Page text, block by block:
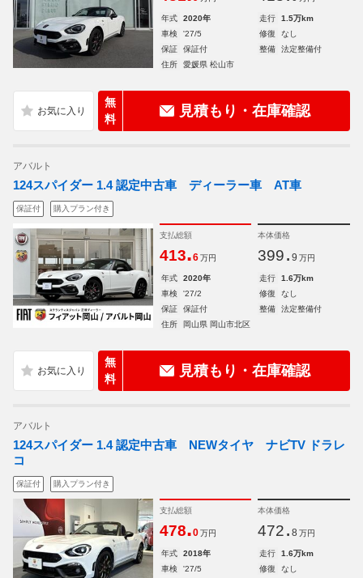
年式 2020年 走行
1.5万km
車検
'27/5 修復
なし
保証
保証付 整備
法定整備付
住所
愛媛県 松山市
無
料
見積もり・在庫確認
アバルト
124スパイダー 1.4 認定中古車 ディーラー車 AT車
保証付 購入プラン付き
支払総額
413.6 万円
本体価格
399. 9 万円
年式 2020年 走行
1.6万km
車検
'27/2 修復
なし
保証
保証付 整備
法定整備付
住所
岡山県 岡山市北区
無
料
見積もり・在庫確認
アバルト
124スパイダー 1.4 認定中古車 NEWタイヤ ナビTV ドラレ
コ
保証付 購入プラン付き
支払総額
478.0 万円
本体価格
472. 8 万円
年式 2018年 走行
1.6万km
車検
'27/5 修復
なし